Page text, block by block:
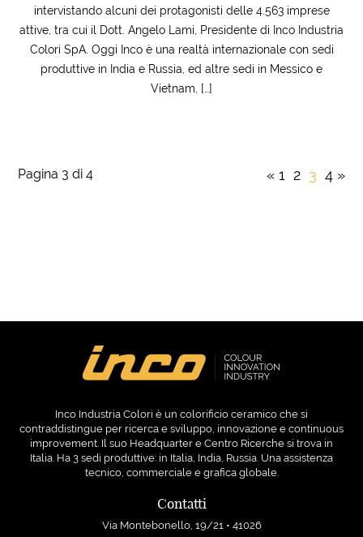
intervistando alcuni dei protagonisti delle 4.563 imprese
attive, tra cui il Dott. Angelo Lami, Presidente di Inco Industria
Colori SpA. Oggi Inco è una realtà internazionale con sedi
produttive in India e Russia, ed altre sedi in Messico e
Vietnam, […]
Pagina 3 di 4 « 1 2 3 4 »
Inco Industria Colori è un colorificio ceramico che si
contraddistingue per ricerca e sviluppo, innovazione e continuous
improvement. Il suo Headquarter e Centro Ricerche si trova in
Italia. Ha 3 sedi produttive: in Italia, India, Russia. Una assistenza
tecnico, commerciale e grafica globale.
Contatti
Via Montebonello, 19/21 • 41026